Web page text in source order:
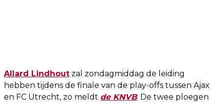
Allard Lindhout zal zondagmiddag de leiding
hebben tijdens de finale van de play-offs tussen Ajax
en FC Utrecht, zo meldt de KNVB. De twee ploegen